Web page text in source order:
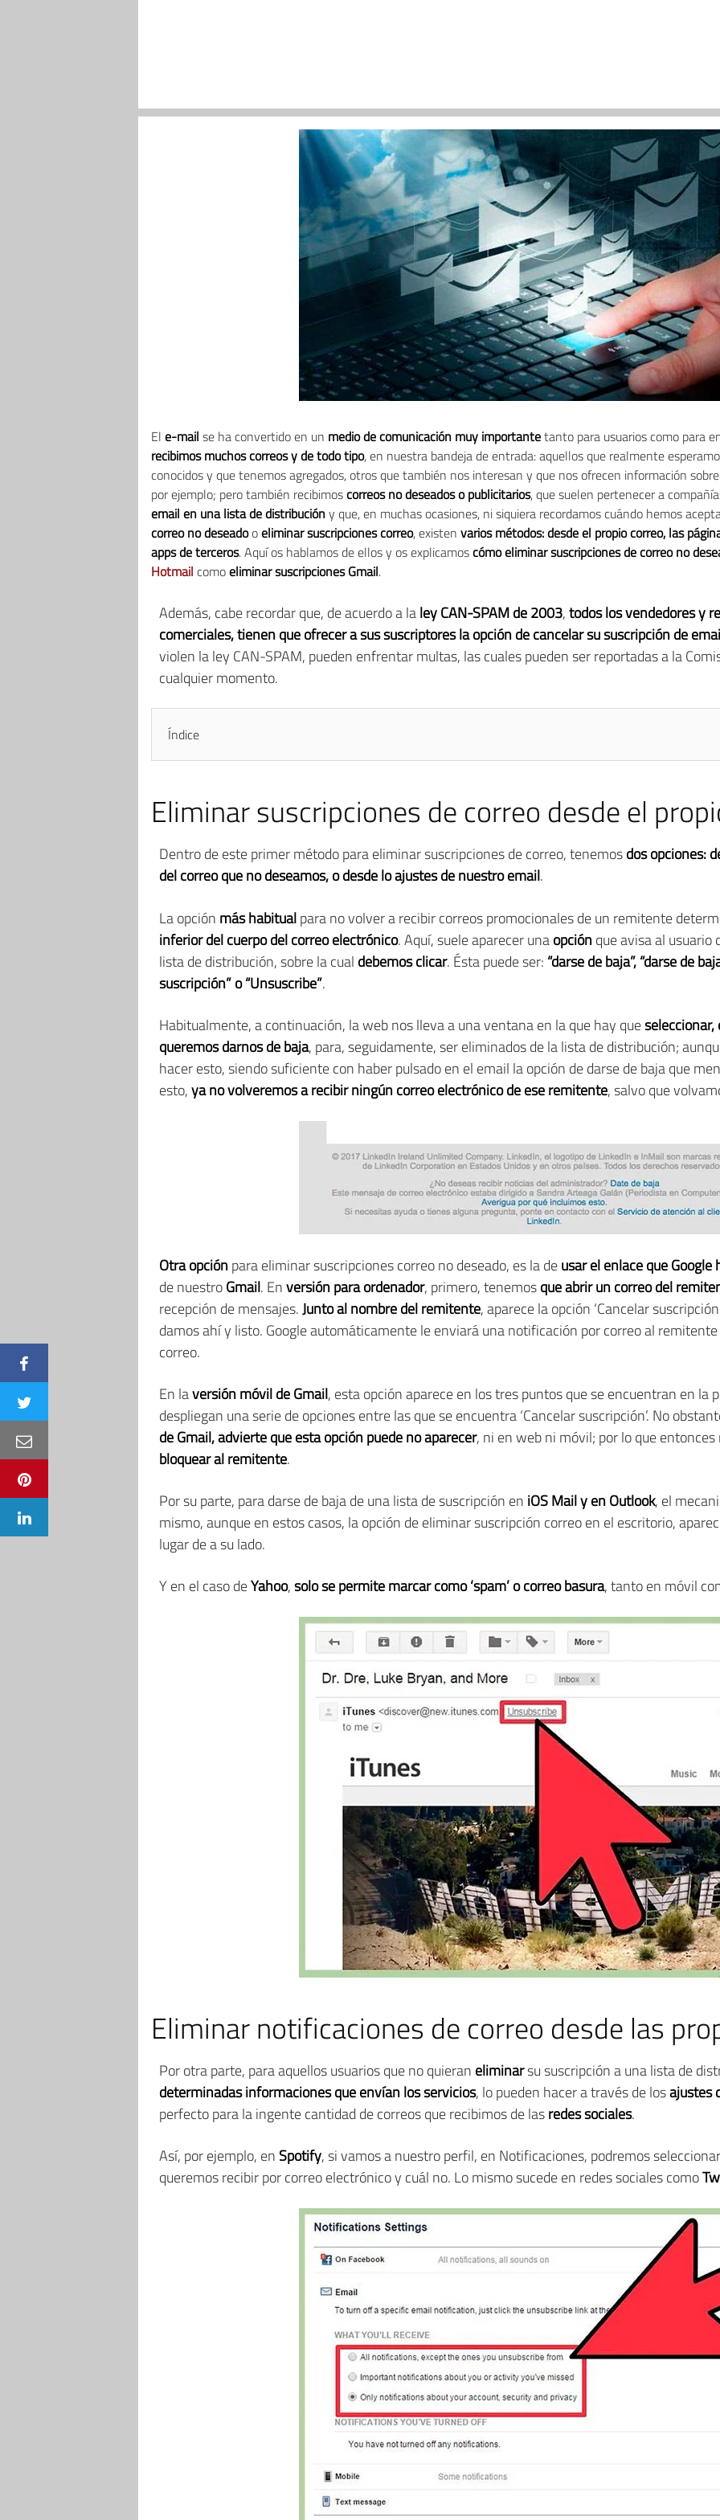
El e-mail se ha convertido en un medio de comunicación muy importantetanto para usuarios como para
recibimos muchos correos y de todo tipo, en nuestra bandeja de entrada: aquellos que realmente
conocidos y que tenemos agregados, otros que también nos interesan y que nos ofrecen información
por ejemplo; pero también recibimoscorreos no deseados o publicitarios, que suelen pertenecer a
email en una lista de distribución y que, en muchas ocasiones, ni siquiera recordamos cuándo hemos
correo no deseadooeliminar suscripciones correo, existen varios métodos: desde el propio correo, las
apps de terceros. Aquí os hablamos de ellos y os explicamoscómo eliminar suscripciones de correo no
Hotmail comoeliminar suscripciones Gmail.
Además, cabe recordar que, de acuerdo a laley CAN-SPAM de 2003,todos los vendedores y
comerciales, tienen que ofrecer a sus suscriptores la opción de cancelar su suscripción de
violen la ley CAN-SPAM, pueden enfrentar multas, las cuales pueden ser reportadas a la
cualquier momento.
Índice
Eliminar suscripciones de correo desde el
Dentro de este primer método para eliminar suscripciones de correo, tenemosdos opciones:
del correo que no deseamos, o desde lo ajustes de nuestro email.
La opción más habitualpara no volver a recibir correos promocionales de un remitente
inferior del cuerpo del correo electrónico. Aquí, suele aparecer unaopciónque avisa al usuario
lista de distribución, sobre la cual debemos clicar. Ésta puede ser: “darse de baja”, “darse de
suscripción” o “Unsuscribe”.
Habitualmente, a continuación, la web nos lleva a una ventana en la que hay que
queremos darnos de baja, para, seguidamente, ser eliminados de la lista de distribución;
hacer esto, siendo suficiente con haber pulsado en el email la opción de darse de baja que
esto,ya no volveremos a recibir ningún correo electrónico de ese remitente, salvo que
Otra opciónpara eliminar suscripciones correo no deseado, es la deusar el enlace que
de nuestroGmail. Enversión para ordenador, primero, tenemosque abrir un correo del
recepción de mensajes.Junto al nombre del remitente, aparece la opción ‘Cancelar
damos ahí y listo. Google automáticamente le enviará una notificación por correo al
correo.
En laversión móvil deGmail, esta opción aparece en los tres puntos que se encuentran en la
despliegan una serie de opciones entre las que se encuentra ‘Cancelar suscripción’. No
de Gmail, advierte que esta opción puede no aparecer, ni en web ni móvil; por lo que
bloquear al remitente.
Por su parte, para darse de baja de una lista de suscripción en iOS Mail y en Outlook, el
mismo, aunque en estos casos, la opción de eliminar suscripción correo en el escritorio,
lugar de a su lado.
Y en el caso deYahoo,solo se permite marcar como ‘spam’ o correo basura, tanto en móvil
Eliminar notificaciones de correo desde las
Por otra parte, para aquellos usuarios que no quieran eliminarsu suscripción a una lista de
determinadas informaciones que envían los servicios, lo pueden hacer a través de losajustes
perfecto para la ingente cantidad de correos que recibimos de lasredes sociales.
Así, por ejemplo, en Spotify, si vamos a nuestro perfil, en Notificaciones, podremos
queremos recibir por correo electrónico y cuál no. Lo mismo sucede en redes sociales como